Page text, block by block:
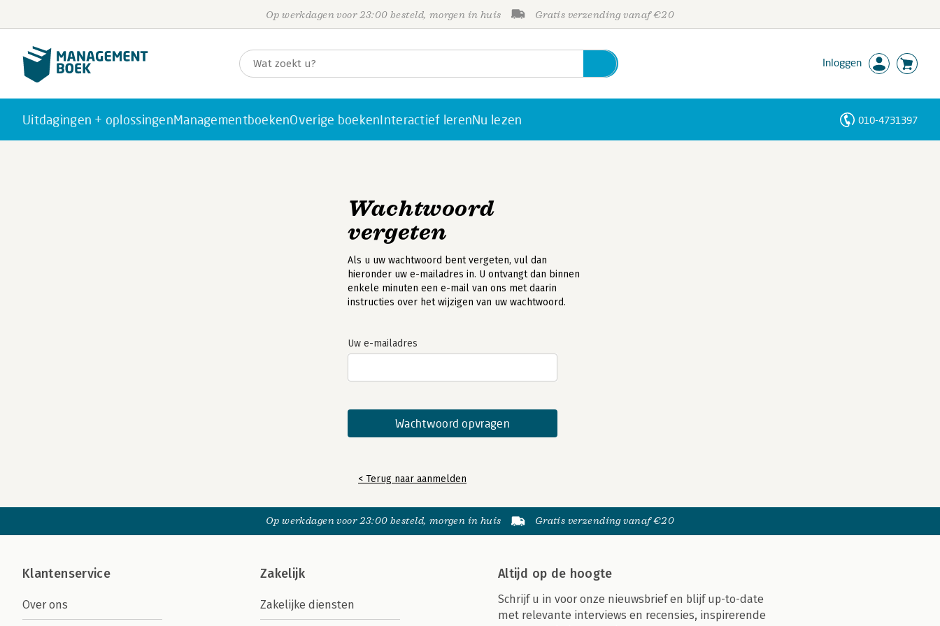
Op werkdagen voor 23:00 besteld, morgen in huis Gratis verzending vanaf €20
Inloggen
Uitdagingen + oplossingenManagementboekenOverige boekenInteractief lerenNu lezen 010-4731397
Wachtwoord
vergeten
Als u uw wachtwoord bent vergeten, vul dan
hieronder uw e-mailadres in. U ontvangt dan binnen
enkele minuten een e-mail van ons met daarin
instructies over het wijzigen van uw wachtwoord.
Uw e-mailadres
< Terug naar aanmelden
Op werkdagen voor 23:00 besteld, morgen in huis Gratis verzending vanaf €20
Klantenservice
Over ons
Zakelijk
Zakelijke diensten
Altijd op de hoogte
Schrijf u in voor onze nieuwsbrief en blijf up-to-date
met relevante interviews en recensies, inspirerende
Personen